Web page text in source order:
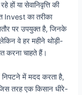
या सेवानिवृत्ति की
Invest का तरीका
पर उपयुक्त है, जिनके
वे हर महीने थोड़ी-
करना चाहते हैं।
में मदद करता है,
तरह एक किसान धीरे-